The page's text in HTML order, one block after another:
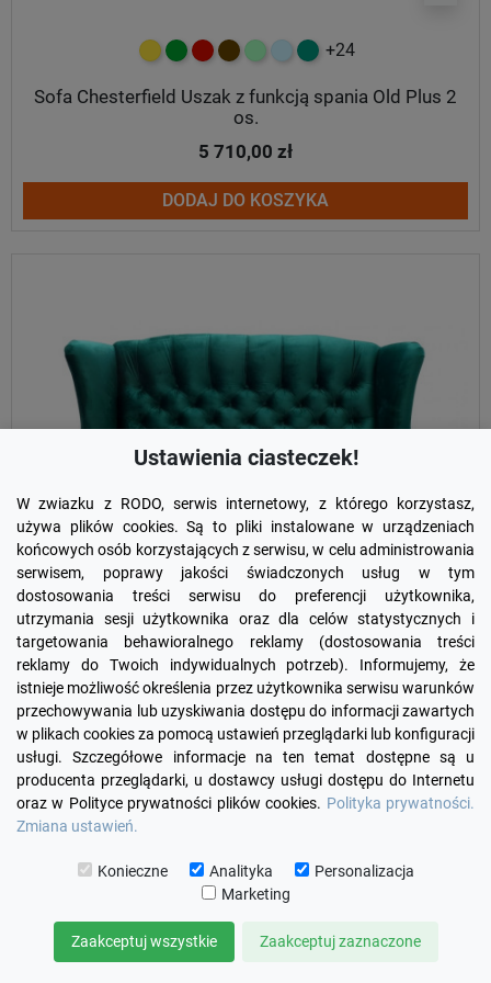
żółtyzielonyczerwony
czekoladowy
miętowybłękitny
turkusowy
+24
Sofa Chesterfield Uszak z funkcją spania Old Plus 2
os.
5 710,00 zł
DODAJ DO KOSZYKA
visibility
żółtyzielonyczerwonyczekoladowy
miętowybłękitnyturkusowy
+24
Sofa Chesterfield z f. spania Uszak Old Plus 2 os.
DODAJ DO KOSZYKA
Ustawienia ciasteczek!
W zwiazku z RODO, serwis internetowy, z którego korzystasz,
używa plików cookies. Są to pliki instalowane w urządzeniach
końcowych osób korzystających z serwisu, w celu administrowania
serwisem, poprawy jakości świadczonych usług w tym
dostosowania treści serwisu do preferencji użytkownika,
utrzymania sesji użytkownika oraz dla celów statystycznych i
targetowania behawioralnego reklamy (dostosowania treści
reklamy do Twoich indywidualnych potrzeb). Informujemy, że
istnieje możliwość określenia przez użytkownika serwisu warunków
przechowywania lub uzyskiwania dostępu do informacji zawartych
w plikach cookies za pomocą ustawień przeglądarki lub konfiguracji
usługi. Szczegółowe informacje na ten temat dostępne są u
producenta przeglądarki, u dostawcy usługi dostępu do Internetu
oraz w Polityce prywatności plików cookies. Polityka prywatności.
Zmiana ustawień.
Konieczne Analityka
Personalizacja
Marketing
Zaakceptuj wszystkie Zaakceptuj zaznaczone